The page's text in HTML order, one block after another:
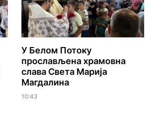
У Белом Потоку
прослављена храмовна
слава Света Марија
Магдалина
10:43